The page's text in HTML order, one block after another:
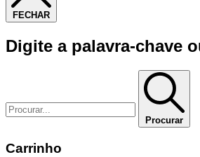
FECHAR
Digite a palavra-chave
Procurar
Carrinho